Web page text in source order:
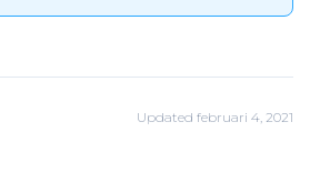
Updated februari 4, 2021